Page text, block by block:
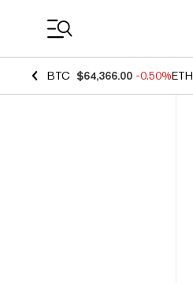
BTC $64,366.00 -0.50%ETH